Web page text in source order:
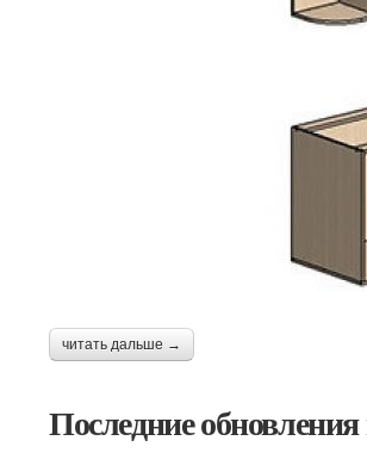
читать дальше →
Последние обновления